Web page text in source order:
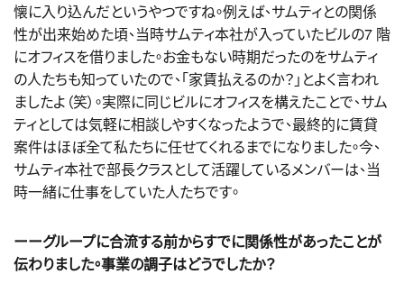
懐に入り込んだというやつですね。例えば、サムティとの関係
性が出来始めた頃、当時サムティ本社が入っていたビルの7 階
にオフィスを借りました。お金もない時期だったのをサムティ
の人たちも知っていたので、「家賃払えるのか？」とよく言われ
ましたよ（笑）。実際に同じビルにオフィスを構えたことで、サム
ティとしては気軽に相談しやすくなったようで、最終的に賃貸
案件はほぼ全て私たちに任せてくれるまでになりました。今、
サムティ本社で部長クラスとして活躍しているメンバーは、当
時一緒に仕事をしていた人たちです。
ーーグループに合流する前からすでに関係性があったことが
伝わりました。事業の調子はどうでしたか？